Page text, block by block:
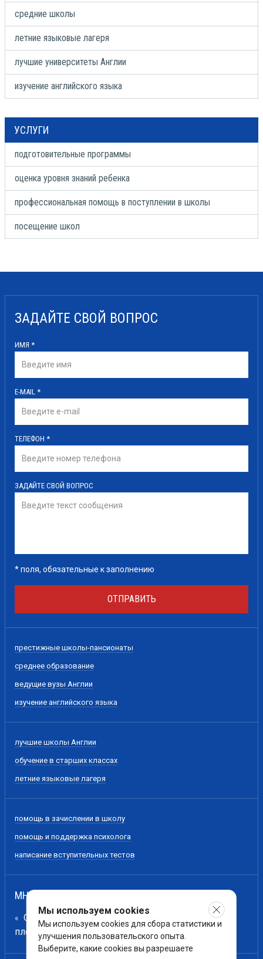
средние школы
летние языковые лагеря
лучшие университеты Англии
изучение английского языка
УСЛУГИ
подготовительные программы
оценка уровня знаний ребенка
профессиональная помощь в поступлении в школы
посещение школ
ЗАДАЙТЕ СВОЙ ВОПРОС
ИМЯ *
E-MAIL *
ТЕЛЕФОН *
ЗАДАЙТЕ СВОЙ ВОПРОС
*поля, обязательные к заполнению
ОТПРАВИТЬ
престижные школы-пансионаты
среднее образование
ведущие вузы Англии
изучение английского языка
лучшие школы Англии
обучение в старших классах
летние языковые лагеря
помощь в зачислении в школу
помощь и поддержка психолога
написание вступительных тестов
МНЕНИЕ НАШИХ ЭКСПЕРТОВ
Образование - всего лишь лестница для сбора
плодов с древа познания, а не сами эти плоды.
Мы используем cookies
Мы используем cookies для сбора статистики и
улучшения пользовательского опыта.
Выберите, какие cookies вы разрешаете